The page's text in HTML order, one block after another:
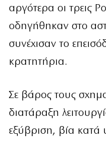
αργότερα οι τρεις
οδηγήθηκαν στο
συνέχισαν το
κρατητήρια.
Σε βάρος τους
διατάραξη
εξύβριση, βία κατά